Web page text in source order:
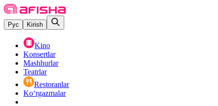
Рус Kirish
Kino
Konsertlar
Mashhurlar
Teatrlar
Restoranlar
Ko‘rgazmalar